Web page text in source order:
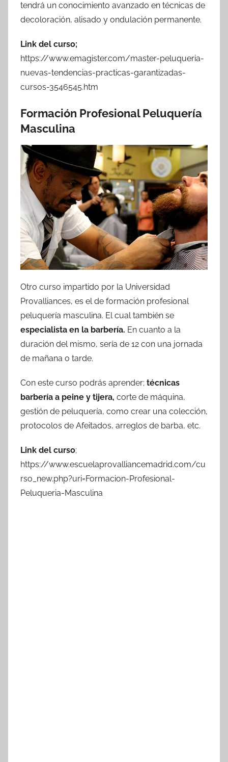
tendrá un conocimiento avanzado en técnicas de
decoloración, alisado y ondulación permanente.
Link del curso;
https://www.emagister.com/master-peluqueria-
nuevas-tendencias-practicas-garantizadas-
cursos-3546545.htm
Formación Profesional Peluquería
Masculina
Otro curso impartido por la Universidad
Provalliances, es el de formación profesional
peluquería masculina. El cual también se
especialista en la barbería. En cuanto a la
duración del mismo, sería de 12 con una jornada
de mañana o tarde.
Con este curso podrás aprender; técnicas
barbería a peine y tijera, corte de máquina,
gestión de peluquería, como crear una colección,
protocolos de Afeitados, arreglos de barba, etc.
Link del curso;
https://www.escuelaprovalliancemadrid.com/cu
rso_new.php?uri=Formacion-Profesional-
Peluqueria-Masculina